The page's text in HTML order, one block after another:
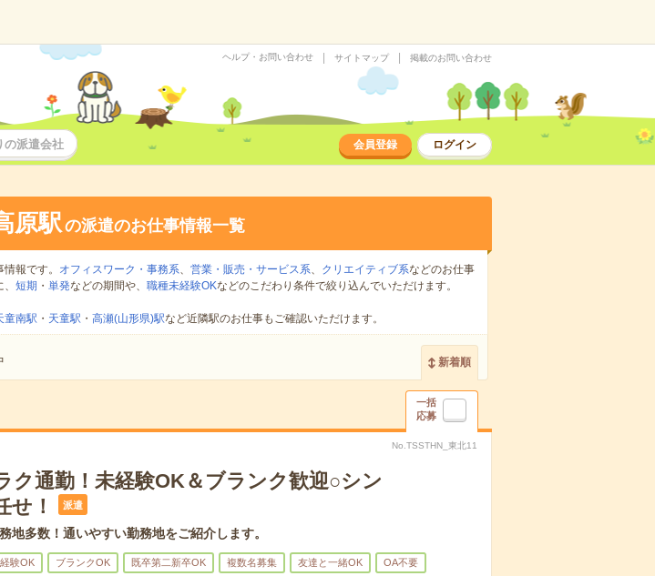
ヘルプ・お問い合わせ サイトマップ 掲載のお問い合わせ
の派遣会社 会員登録 ログイン
原駅の派遣のお仕事情報一覧
報です。 オフィスワーク・事務系、 営業・販売・サービス系、 クリエイティブ系などのお仕事
短期 ・ 単発などの期間や、 職種未経験OKなどのこだわり条件で絞り込んでいただけます。
童南駅 ・ 天童駅 ・ 高瀬(山形県)駅など近隣駅のお仕事もご確認いただけます。
新着順
一括
応募
No.TSSTHN_東北11
ク通勤！未経験OK＆ブランク歓迎○シン
せ！
派遣
地多数！通いやすい勤務地をご紹介します。
験OK ブランクOK 既卒第二新卒OK 複数名募集 友達と一緒OK OA不要